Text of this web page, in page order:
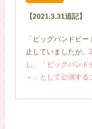
【2021.3.31追記】
「ビッグバンドビ
止していましたが、
し、「ビッグバン
～」として公演する